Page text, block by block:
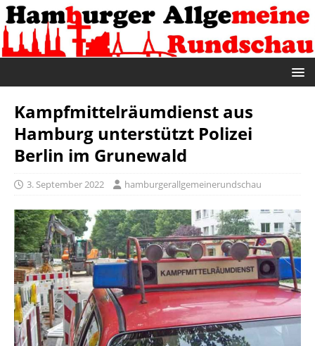
Kampfmittelräumdienst aus
Hamburg unterstützt Polizei
Berlin im Grunewald
3. September 2022 hamburgerallgemeinerundschau